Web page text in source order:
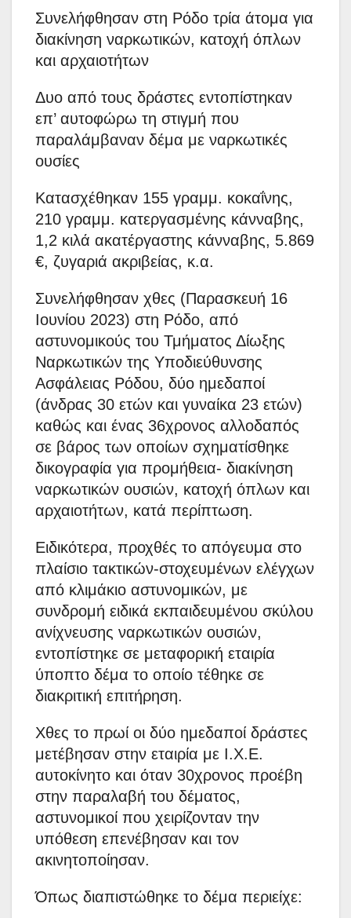
Συνελήφθησαν στη Ρόδο τρία άτομα για
διακίνηση ναρκωτικών, κατοχή όπλων
και αρχαιοτήτων
Δυο από τους δράστες εντοπίστηκαν
επ’ αυτοφώρω τη στιγμή που
παραλάμβαναν δέμα με ναρκωτικές
ουσίες
Κατασχέθηκαν 155 γραμμ. κοκαΐνης,
210 γραμμ. κατεργασμένης κάνναβης,
1,2 κιλά ακατέργαστης κάνναβης, 5.869
€, ζυγαριά ακριβείας, κ.α.
Συνελήφθησαν χθες (Παρασκευή 16
Ιουνίου 2023) στη Ρόδο, από
αστυνομικούς του Τμήματος Δίωξης
Ναρκωτικών της Υποδιεύθυνσης
Ασφάλειας Ρόδου, δύο ημεδαποί
(άνδρας 30 ετών και γυναίκα 23 ετών)
καθώς και ένας 36χρονος αλλοδαπός
σε βάρος των οποίων σχηματίσθηκε
δικογραφία για προμήθεια- διακίνηση
ναρκωτικών ουσιών, κατοχή όπλων και
αρχαιοτήτων, κατά περίπτωση.
Ειδικότερα, προχθές το απόγευμα στο
πλαίσιο τακτικών-στοχευμένων ελέγχων
από κλιμάκιο αστυνομικών, με
συνδρομή ειδικά εκπαιδευμένου σκύλου
ανίχνευσης ναρκωτικών ουσιών,
εντοπίστηκε σε μεταφορική εταιρία
ύποπτο δέμα το οποίο τέθηκε σε
διακριτική επιτήρηση.
Χθες το πρωί οι δύο ημεδαποί δράστες
μετέβησαν στην εταιρία με Ι.Χ.Ε.
αυτοκίνητο και όταν 30χρονος προέβη
στην παραλαβή του δέματος,
αστυνομικοί που χειρίζονταν την
υπόθεση επενέβησαν και τον
ακινητοποίησαν.
Όπως διαπιστώθηκε το δέμα περιείχε: